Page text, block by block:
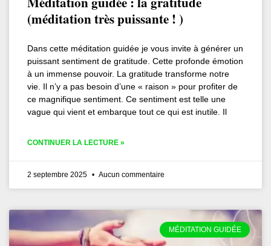
(méditation très puissante ! )
Dans cette méditation guidée je vous invite à générer un
puissant sentiment de gratitude. Cette profonde émotion
à un immense pouvoir. La gratitude transforme notre
vie. Il n’y a pas besoin d’une « raison » pour profiter de
ce magnifique sentiment. Ce sentiment est telle une
vague qui vient et embarque tout ce qui est inutile. Il
CONTINUER LA LECTURE »
2 septembre 2025 Aucun commentaire
MÉDITATION GUIDÉE